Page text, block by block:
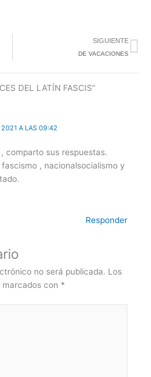
SIGUIENTE
DE VACACIONES
DEL LATÍN FASCIS”
2021 A LAS 09:42
comparto sus respuestas.
, nacionalsocialismo y
Responder
no será publicada. Los
con *